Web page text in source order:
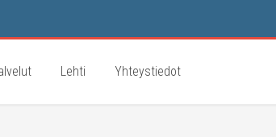
Lehti Yhteystiedot